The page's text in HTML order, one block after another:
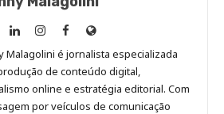
Anny
Malagolini
no
LinkedIn
Anny
Malagolini
no
Instagram
Anny
Malagolini
no
Facebook
Site
de
Anny
Malagolini
Malagolini é jornalista especializada
de conteúdo digital,
online e estratégia editorial. Com
por veículos de comunicação